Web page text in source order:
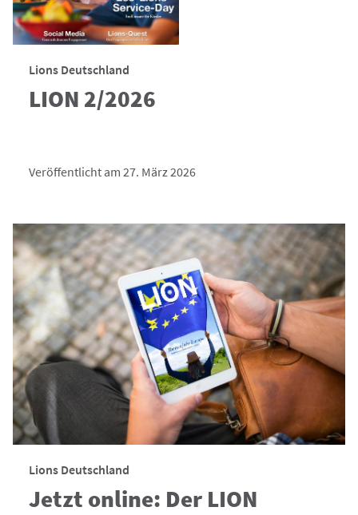
Lions Deutschland
LION 2/2026
Veröffentlicht am 27. März 2026
Lions Deutschland
Jetzt online: Der LION